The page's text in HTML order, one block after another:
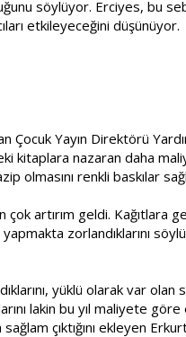
söylüyor. Erciyes, bu
etkileyeceğini düşünüyor.
Çocuk Yayın Direktörü
kitaplara nazaran daha
olmasını renkli baskılar
çok artırım geldi. Kağıtlara
zorlandıklarını
yüklü olarak var olan
lakin bu yıl maliyete göre
çıktığını ekleyen